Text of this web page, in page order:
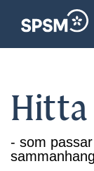
Hitta
- som
sammanhang